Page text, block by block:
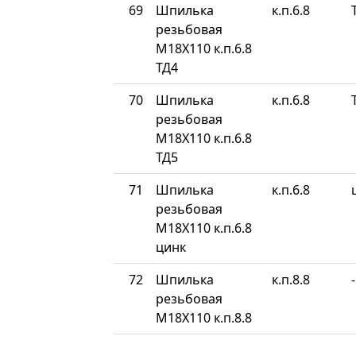
69
Шпилька
резьбовая
М18Х110 к.п.6.8
ТД4
к.п.6.8
70
Шпилька
резьбовая
М18Х110 к.п.6.8
ТД5
к.п.6.8
71
Шпилька
резьбовая
М18Х110 к.п.6.8
цинк
к.п.6.8
72
Шпилька
резьбовая
М18Х110 к.п.8.8
к.п.8.8 -